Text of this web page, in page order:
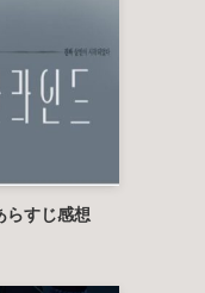
らすじ感想